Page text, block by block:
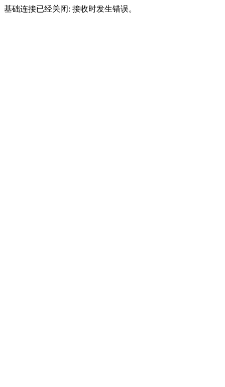
基础连接已经关闭: 接收时发生错误。